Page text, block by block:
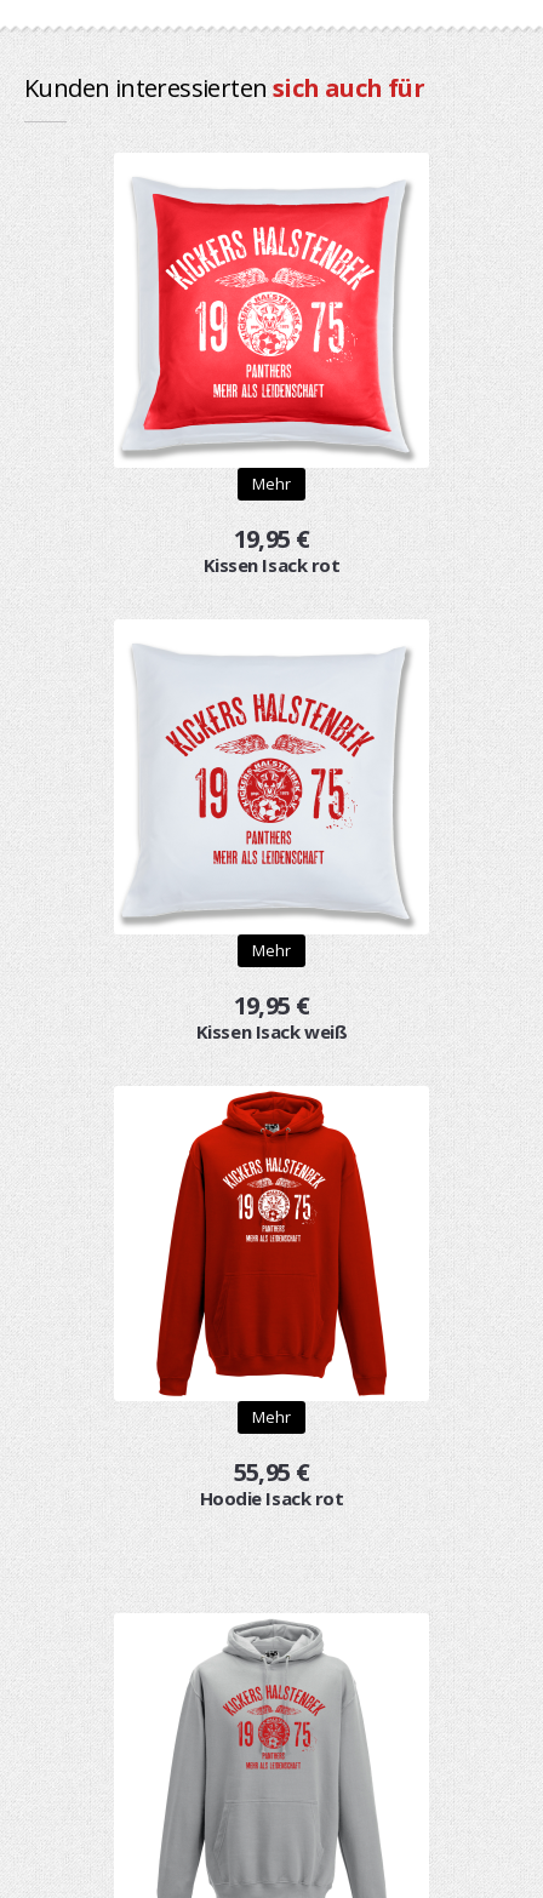
Kunden interessierten sich auch für
Mehr
19,95 €
Kissen Isack rot
Mehr
19,95 €
Kissen Isack weiß
Mehr
55,95 €
Hoodie Isack rot